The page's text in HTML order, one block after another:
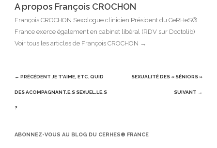
A propos François CROCHON
François CROCHON Sexologue clinicien Président du CeRHeS®
France exerce également en cabinet libéral (RDV sur Doctolib)
Voir tous les articles de François CROCHON →
Post
navigation
← PRÉCÉDENT JE T’AIME, ETC. QUID
DES ACOMPAGNANT.E.S SEXUEL.LE.S
?
SEXUALITÉ DES « SÉNIORS »
SUIVANT →
ABONNEZ-VOUS AU BLOG DU CERHES® FRANCE